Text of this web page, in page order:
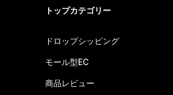
トップカテゴリー
ドロップシッピング
モール型EC
商品レビュー